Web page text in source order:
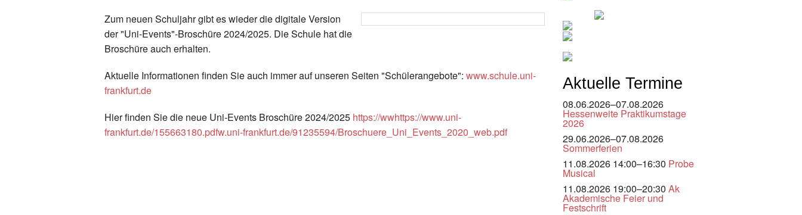
Zum neuen Schuljahr gibt es wieder die digitale Version
der "Uni-Events"-Broschüre 2024/2025. Die Schule hat die
Broschüre auch erhalten.
Aktuelle Informationen finden Sie auch immer auf unseren Seiten "Schülerangebote": www.schule.uni-
frankfurt.de
Hier finden Sie die neue Uni-Events Broschüre 2024/2025 https://wwhttps://www.uni-
frankfurt.de/155663180.pdfw.uni-frankfurt.de/91235594/Broschuere_Uni_Events_2020_web.pdf
Aktuelle Termine
08.06.2026–07.08.2026
Hessenweite Praktikumstage
2026
29.06.2026–07.08.2026
Sommerferien
11.08.2026 14:00–16:30 Probe
Musical
11.08.2026 19:00–20:30 Ak
Akademische Feier und
Festschrift